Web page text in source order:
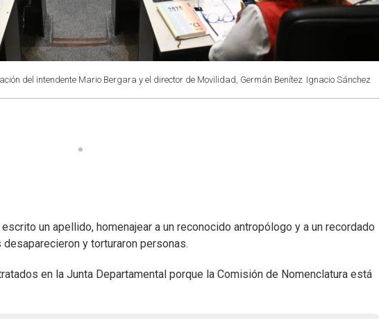
del intendente Mario Bergara y el director de Movilidad, Germán Benítez Ignacio Sánchez
un apellido, homenajear a un reconocido antropólogo y a un recordado
y torturaron personas.
en la Junta Departamental porque la Comisión de Nomenclatura está